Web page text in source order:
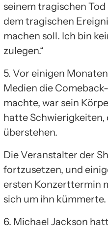
seinem tragischen
dem tragischen
machen soll. Ich bin
zulegen.“
5. Vor einigen
Medien die
machte, war sein
hatte Schwierigkeiten,
überstehen.
Die Veranstalter der
fortzusetzen, und
ersten Konzerttermin
sich um ihn kümmerte.
6. Michael Jackson